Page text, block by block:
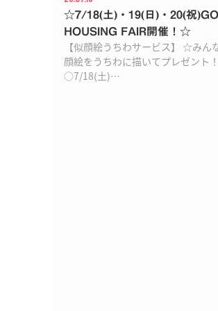
☆7/18(土)・19(日)・20(祝
HOUSING FAIR開催！☆
【似顔絵うちわサービス】 ☆みん
顔絵をうちわに描いてプレゼント
○7/18(土)…